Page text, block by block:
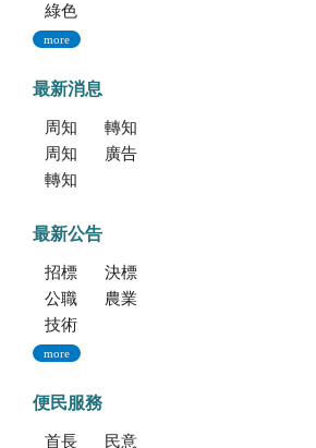
綠色環境給付計畫(連結至農糧署)
more
最新消息
周知文化部「2027年文化部百大文化基地徵選獎勵簡章」，歡迎踴躍參加。
轉知考選部「115年建築師、技師、大地工程技師（第二階段考試）、 不動產經紀人、記帳士考試」報名訊息
周知文化部文化資產局訂於115年9月19日至20日辦理「2026年全國古蹟日活動」
廣告文宣「116年度軍公教員工待遇提升方案」政策圖文說明
轉知海洋委員會海洋保育署「2026海洋保育創意短影音競賽」活動資訊
最新公告
招標公告
決標公告
公職人員利益衝突迴避法身份揭露專區
農業新聞
技術移轉公告
more
便民服務
首長信箱 民意信箱